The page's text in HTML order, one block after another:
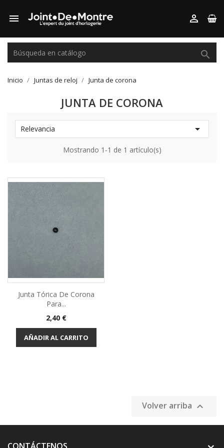
 

Inicio Juntas de reloj Junta de corona
JUNTA DE CORONA
Relevancia 
Mostrando 1-1 de 1 artículo(s)
Junta Tórica De Corona
Para...
Precio
2,40 €
AÑADIR AL CARRITO
Volver arriba 